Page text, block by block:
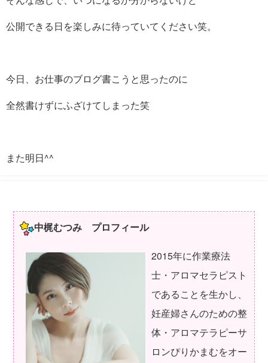
公開できる日を楽しみに待っていてください笑。
今日、お仕事のブログ書こうと思ったのに
全然書けずにふざけてしまった笑
また明日^^
中梶むつみ プロフィール
2015年に作業療法
士・アロマセラピスト
であることを生かし、
妊産婦さんのための整
体・アロマテラピーサ
ロンぴりかまむをオー